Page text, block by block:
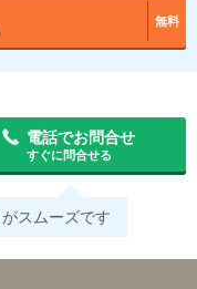
無料
電話でお問合せ
すぐに問合せる
スムーズです